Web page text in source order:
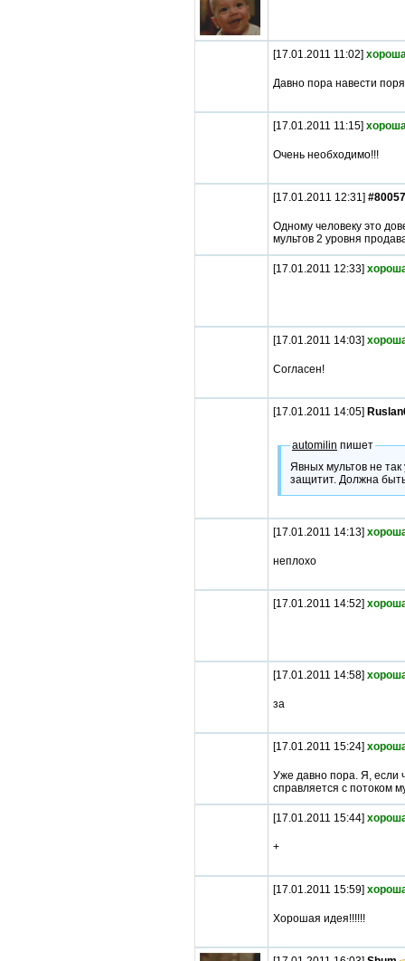
[17.01.2011 11:02]
Давно пора навести
[17.01.2011 11:15]
Очень необходимо!!!
[17.01.2011 12:31]
Одному человеку это
мультов 2 уровня
[17.01.2011 12:33]
[17.01.2011 14:03]
Согласен!
[17.01.2011 14:05]
automilin пишет
Явных мультов не
защитит. Должна
[17.01.2011 14:13]
неплохо
[17.01.2011 14:52]
[17.01.2011 14:58]
за
[17.01.2011 15:24]
Уже давно пора. Я, если
справляется с потоком
[17.01.2011 15:44]
+
[17.01.2011 15:59]
Хорошая идея!!!!!!